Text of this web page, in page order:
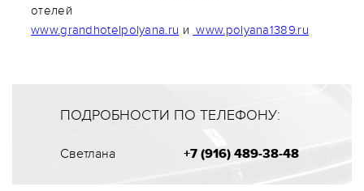
отелей
www.grandhotelpolyana.ru и www.polyana1389.ru
ПОДРОБНОСТИ ПО ТЕЛЕФОНУ:
Светлана +7 (916) 489-38-48